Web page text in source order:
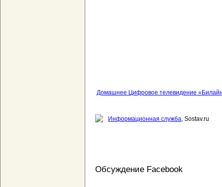
Домашнее Цифровое телевидение
Информационная служба, Sostav.ru
Обсуждение Facebook